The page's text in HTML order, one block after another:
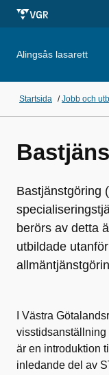
Alingsås lasarett
Startsida /Jobb och
Bastjänstgöring
berörs av detta
utbildade
I Västra
visstidsanställning
är en introduktion
inledande del av